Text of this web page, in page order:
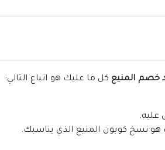
خصم المنيع كل ما عليك هو اتباع التالي:
عليه.
نسخ كوبون المنيع الذي يناسبك.